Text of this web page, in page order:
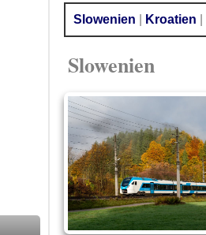
Slowenien Kroatien
Slowenien